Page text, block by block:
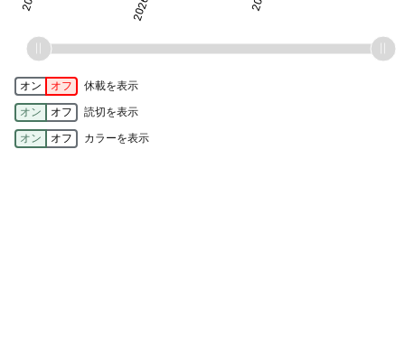
オン オフ 休載を表示
オン オフ 読切を表示
オン オフ カラーを表示